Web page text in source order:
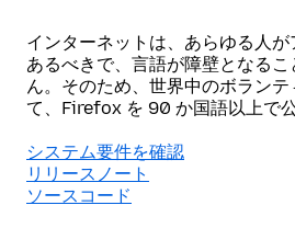
インターネットは、あらゆる人
あるべきで、言語が障壁となる
ん。そのため、世界中のボランテ
て、Firefox を 90 か国語以上で公
システム要件を確認
リリースノート
ソースコード